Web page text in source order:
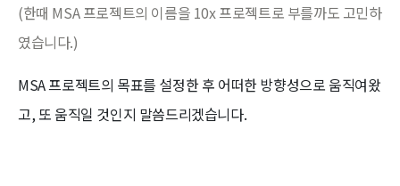
(한때 MSA 프로젝트의 이름을 10x 프로젝트로 부를까도 고민하
였습니다.)
MSA 프로젝트의 목표를 설정한 후 어떠한 방향성으로 움직여왔
고, 또 움직일 것인지 말씀드리겠습니다.